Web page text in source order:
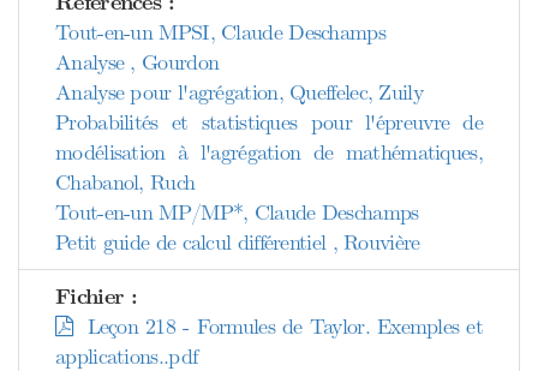
Tout-en-un MPSI, Claude Deschamps
Analyse , Gourdon
Analyse pour l'agrégation, Queffelec, Zuily
Probabilités et statistiques pour l'épreuvre de
modélisation à l'agrégation de mathématiques,
Chabanol, Ruch
Tout-en-un MP/MP*, Claude Deschamps
Petit guide de calcul différentiel , Rouvière
Fichier :
Leçon 218 - Formules de Taylor. Exemples et
applications..pdf